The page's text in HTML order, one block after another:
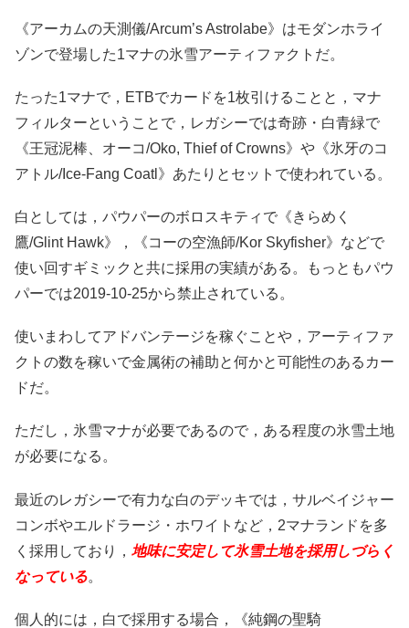
《アーカムの天測儀/Arcum’s Astrolabe》はモダンホライ
ゾンで登場した1マナの氷雪アーティファクトだ。
たった1マナで，ETBでカードを1枚引けることと，マナ
フィルターということで，レガシーでは奇跡・白青緑で
《王冠泥棒、オーコ/Oko, Thief of Crowns》や《氷牙のコ
アトル/Ice-Fang Coatl》あたりとセットで使われている。
白としては，パウパーのボロスキティで《きらめく
鷹/Glint Hawk》，《コーの空漁師/Kor Skyfisher》などで
使い回すギミックと共に採用の実績がある。もっともパウ
パーでは2019-10-25から禁止されている。
使いまわしてアドバンテージを稼ぐことや，アーティファ
クトの数を稼いで金属術の補助と何かと可能性のあるカー
ドだ。
ただし，氷雪マナが必要であるので，ある程度の氷雪土地
が必要になる。
最近のレガシーで有力な白のデッキでは，サルベイジャー
コンボやエルドラージ・ホワイトなど，2マナランドを多
く採用しており， 地味に安定して氷雪土地を採用しづらく
なっている。
個人的には，白で採用する場合，《純鋼の聖騎